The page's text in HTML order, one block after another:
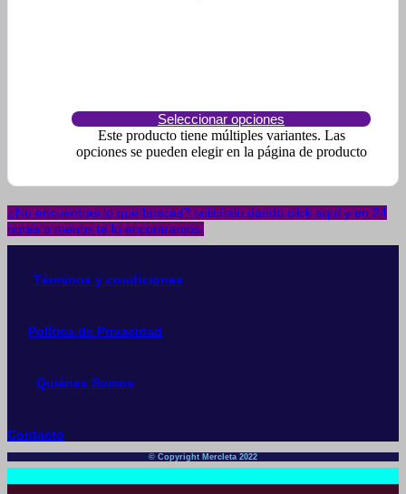
Seleccionar opciones
Este producto tiene múltiples variantes. Las
opciones se pueden elegir en la página de producto
¿No encuentras lo que buscas? solicítalo dando click aquí y en 24
horas o menos te lo encontramos.
Términos y condiciones
Política de Privacidad
Quiénes Somos
Contacto
© Copyright Mercleta 2022